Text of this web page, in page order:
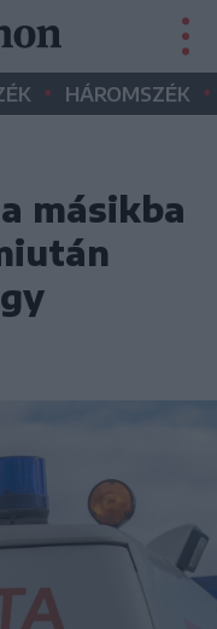
• HÁROMSZÉK •
másikba